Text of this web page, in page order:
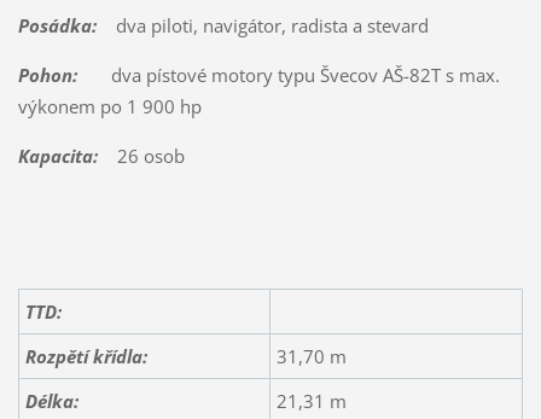
Posádka:dva piloti, navigátor, radista a stevard
Pohon:dva pístové motory typu Švecov AŠ-82T s max.
výkonem po 1 900 hp
Kapacita:26 osob
TTD:
Rozpětí křídla:
31,70 m
Délka:
21,31 m